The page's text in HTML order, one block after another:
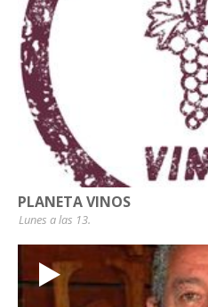
PLANETA VINOS
Lunes a las 13.